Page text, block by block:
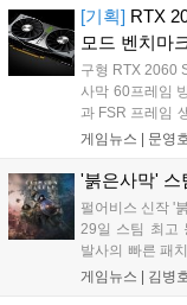
[기획] RTX
모드 벤치마
구형 RTX 2060
사막 60프레임
과 FSR 프레임
적인 고프레임을
게임뉴스 | 문영
'붉은사막' 스
펄어비스 신작 '
29일 스팀 최고
발사의 빠른 패
며 여론이 긍정적
게임뉴스 | 김병